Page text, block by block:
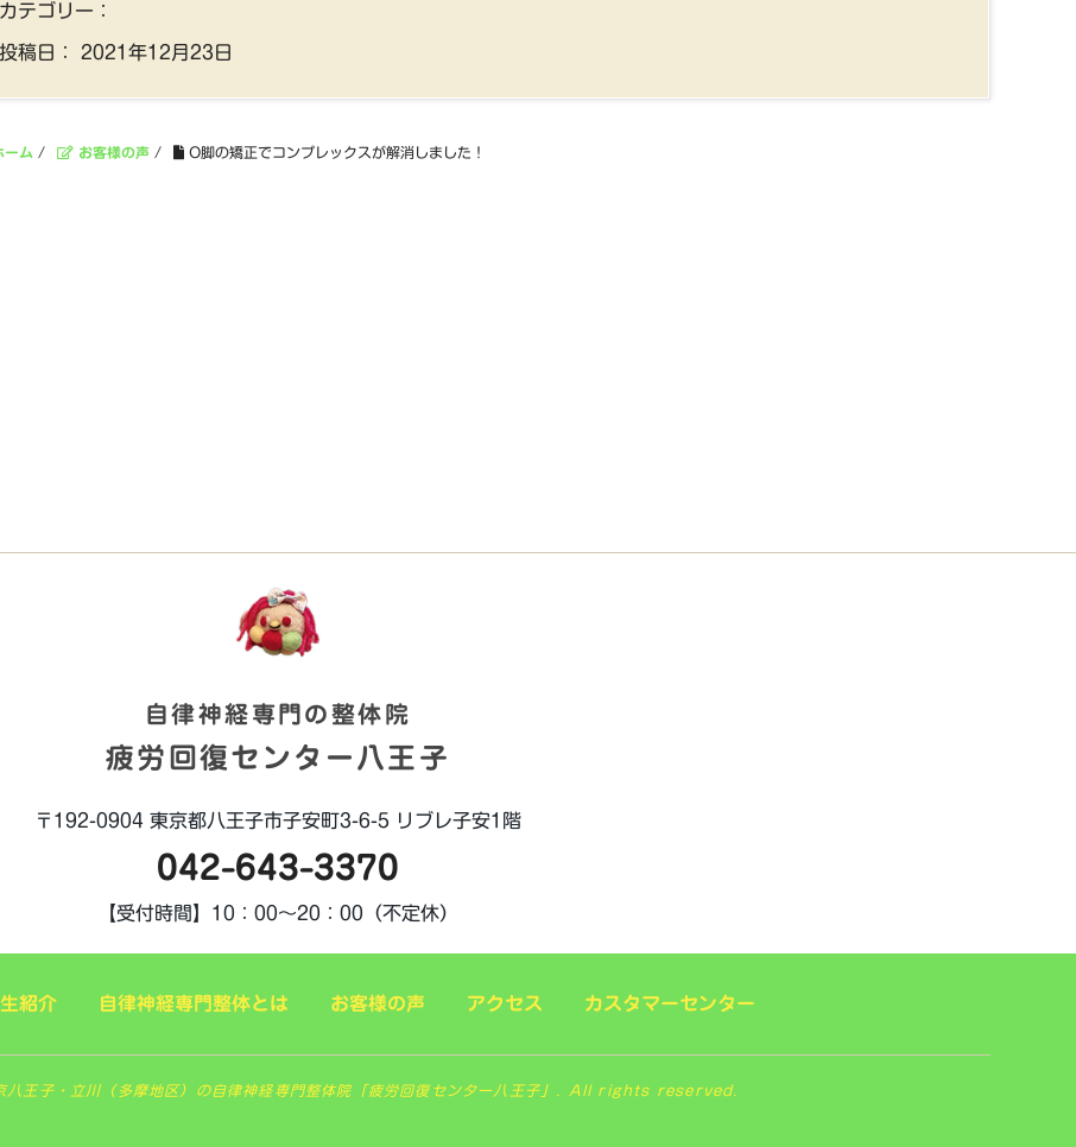
カテゴリー：
投稿日： 2021年12月23日
ーム / お客様の声 / O脚の矯正でコンプレックスが解消しました！
自律神経専門の整体院
疲労回復センター八王子
〒192-0904 東京都八王子市子安町3-6-5 リブレ子安1階
042-643-3370
【受付時間】 10：00～20：00（不定休）
紹介 自律神経専門整体とは お客様の声 アクセス カスタマーセンター
子・立川（多摩地区）の自律神経専門整体院「疲労回復センター八王子」. All rights reserved.